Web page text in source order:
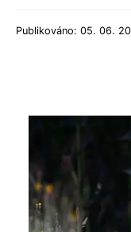
Publikováno: 05. 06.